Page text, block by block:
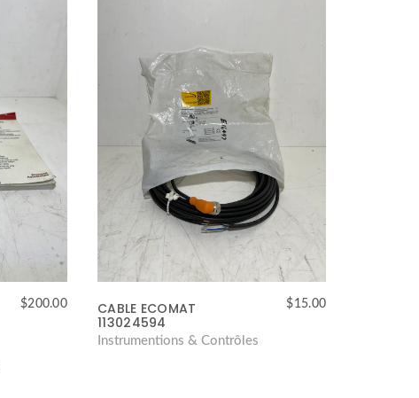
$200.00
CABLE ECOMAT
113024594
$15.00
Instrumentions & Contrôles